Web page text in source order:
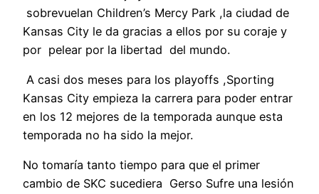
sobrevuelan Children’s Mercy Park ,la ciudad de
Kansas City le da gracias a ellos por su coraje y
por pelear por la libertad del mundo.
A casi dos meses para los playoffs ,Sporting
Kansas City empieza la carrera para poder entrar
en los 12 mejores de la temporada aunque esta
temporada no ha sido la mejor.
No tomaría tanto tiempo para que el primer
cambio de SKC sucediera Gerso Sufre una lesión